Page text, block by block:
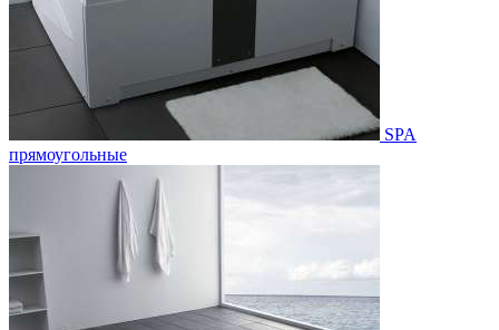
SPA
прямоугольные